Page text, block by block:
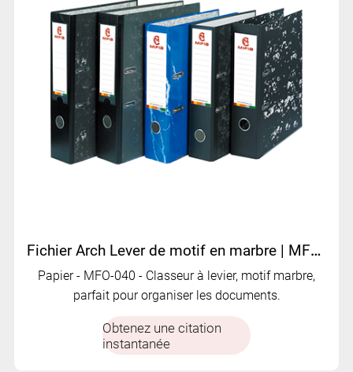
Fichier Arch Lever de motif en marbre | MFO-040
Papier - MFO-040 - Classeur à levier, motif marbre,
parfait pour organiser les documents.
Obtenez une citation
instantanée